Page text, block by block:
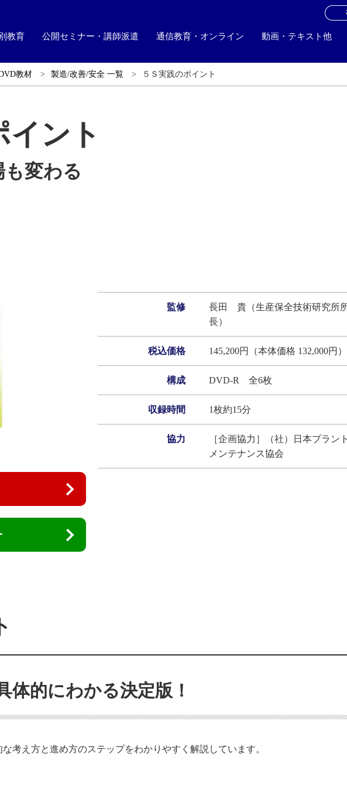
教育 公開セミナー・講師派遣 通信教育・オンライン 動画・テキスト他
教材 製造/改善/安全 一覧 ５Ｓ実践のポイント
イント
変わる
監修
長田 貴（生産保全技術研究所
長）
税込価格 145,200円（本体価格 132,000円）
構成 DVD‐R 全6枚
収録時間 1枚約15分
協力
［企画協力］（社）日本プラン
メンテナンス協会
体的にわかる決定版！
考え方と進め方のステップをわかりやすく解説しています。